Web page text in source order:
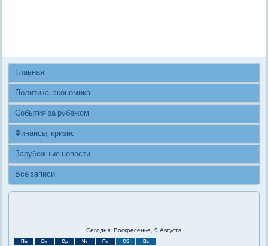
Главная
Политика, экономика
События за рубежом
Финансы, кризис
Зарубежные новости
Все записи
Сегодня: Воскресенье, 9 Августа
Пн Вт Ср Чт Пт Сб Вс